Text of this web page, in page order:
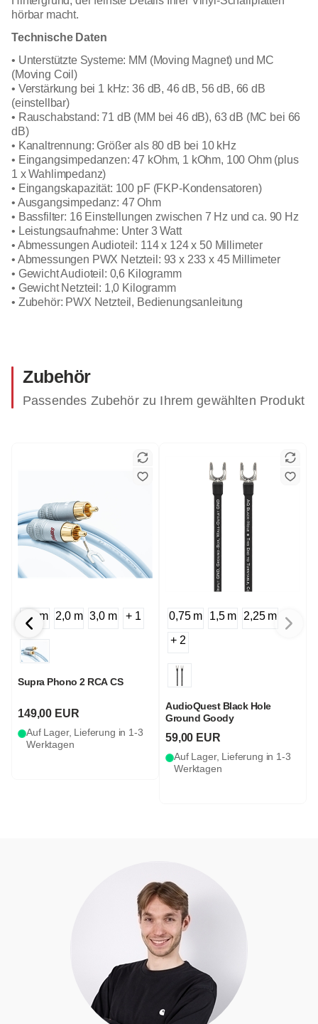
hörbar macht.
Technische Daten
• Unterstützte Systeme: MM (Moving Magnet) und MC
(Moving Coil)
• Verstärkung bei 1 kHz: 36 dB, 46 dB, 56 dB, 66 dB
(einstellbar)
• Rauschabstand: 71 dB (MM bei 46 dB), 63 dB (MC bei 66
dB)
• Kanaltrennung: Größer als 80 dB bei 10 kHz
• Eingangsimpedanzen: 47 kOhm, 1 kOhm, 100 Ohm (plus
1 x Wahlimpedanz)
• Eingangskapazität: 100 pF (FKP-Kondensatoren)
• Ausgangsimpedanz: 47 Ohm
• Bassfilter: 16 Einstellungen zwischen 7 Hz und ca. 90 Hz
• Leistungsaufnahme: Unter 3 Watt
• Abmessungen Audioteil: 114 x 124 x 50 Millimeter
• Abmessungen PWX Netzteil: 93 x 233 x 45 Millimeter
• Gewicht Audioteil: 0,6 Kilogramm
• Gewicht Netzteil: 1,0 Kilogramm
• Zubehör: PWX Netzteil, Bedienungsanleitung
Zubehör
Passendes Zubehör zu Ihrem gewählten Produkt
1,5 m 2,0 m 3,0 m + 1
Supra Phono 2 RCA CS
149,00 EUR
Auf Lager, Lieferung in 1-3
Werktagen
0,75 m 1,5 m
2,25 m
+ 2
AudioQuest Black Hole
Ground Goody
59,00 EUR
Auf Lager, Lieferung in 1-3
Werktagen